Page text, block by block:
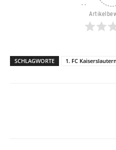
SCHLAGWORTE 1. FC